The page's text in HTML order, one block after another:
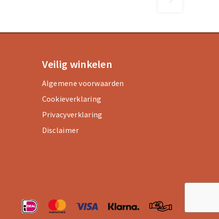
Veilig winkelen
Algemene voorwaarden
Cookieverklaring
Privacyverklaring
Disclaimer